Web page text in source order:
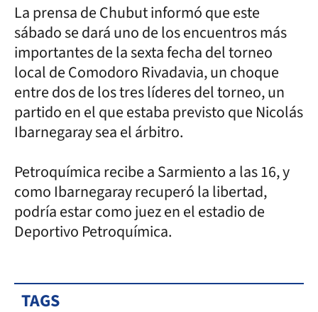
La prensa de Chubut informó que este
sábado se dará uno de los encuentros más
importantes de la sexta fecha del torneo
local de Comodoro Rivadavia, un choque
entre dos de los tres líderes del torneo, un
partido en el que estaba previsto que Nicolás
Ibarnegaray sea el árbitro.
Petroquímica recibe a Sarmiento a las 16, y
como Ibarnegaray recuperó la libertad,
podría estar como juez en el estadio de
Deportivo Petroquímica.
TAGS